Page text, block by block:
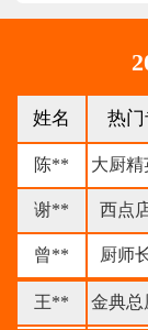
姓名 热
经典
赖**
陈** 大厨精
谢** 西点
曾** 厨师
王** 金典总